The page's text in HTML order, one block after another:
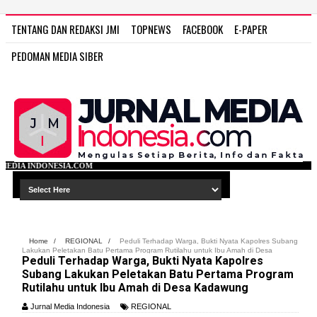
TENTANG DAN REDAKSI JMI TOPNEWS FACEBOOK
E-PAPER
PEDOMAN MEDIA SIBER
Home / REGIONAL /
Peduli Terhadap Warga, Bukti Nyata Kapolres Subang
Lakukan Peletakan Batu Pertama Program Rutilahu untuk Ibu Amah di Desa
Kadawung
Peduli Terhadap Warga, Bukti Nyata Kapolres
Subang Lakukan Peletakan Batu Pertama Program
Rutilahu untuk Ibu Amah di Desa Kadawung
Jurnal Media Indonesia REGIONAL